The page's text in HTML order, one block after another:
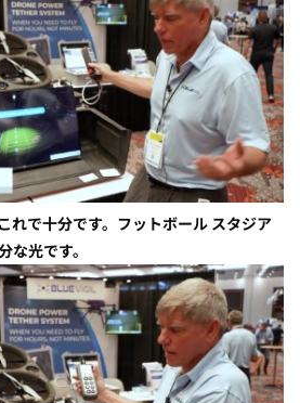
れで十分です。フットボール スタジア
な光です。